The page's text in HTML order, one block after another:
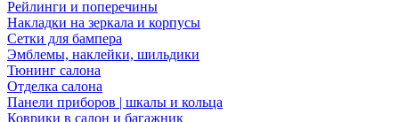
Рейлинги и поперечины
Накладки на зеркала и корпусы
Сетки для бампера
Эмблемы, наклейки, шильдики
Тюнинг салона
Отделка салона
Панели приборов | шкалы и кольца
Коврики в салон и багажник